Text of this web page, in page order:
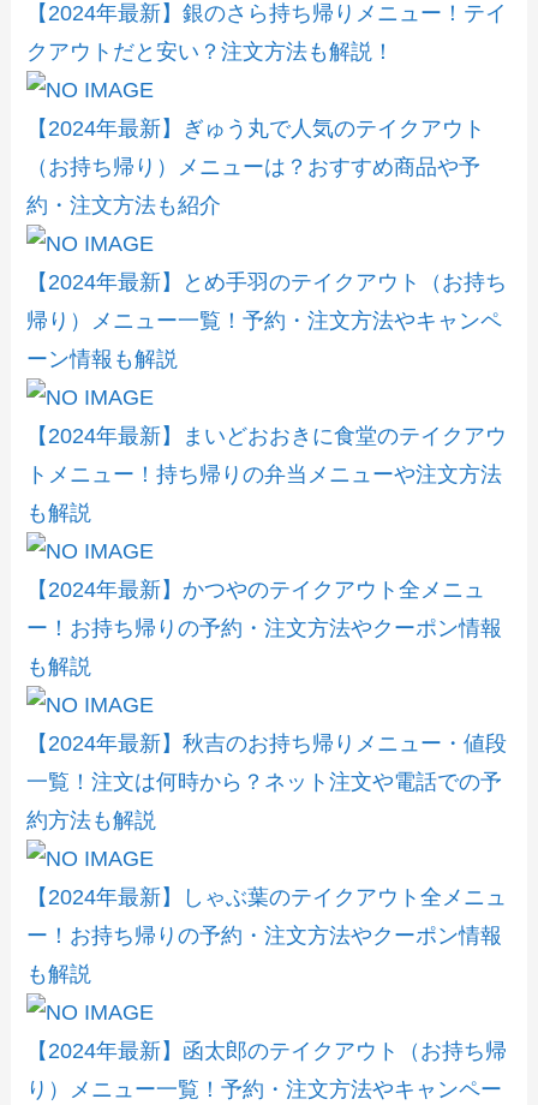
【2024年最新】銀のさら持ち帰りメニュー！テイ
クアウトだと安い？注文方法も解説！
【2024年最新】ぎゅう丸で人気のテイクアウト
（お持ち帰り）メニューは？おすすめ商品や予
約・注文方法も紹介
【2024年最新】とめ手羽のテイクアウト（お持ち
帰り）メニュー一覧！予約・注文方法やキャンペ
ーン情報も解説
【2024年最新】まいどおおきに食堂のテイクアウ
トメニュー！持ち帰りの弁当メニューや注文方法
も解説
【2024年最新】かつやのテイクアウト全メニュ
ー！お持ち帰りの予約・注文方法やクーポン情報
も解説
【2024年最新】秋吉のお持ち帰りメニュー・値段
一覧！注文は何時から？ネット注文や電話での予
約方法も解説
【2024年最新】しゃぶ葉のテイクアウト全メニュ
ー！お持ち帰りの予約・注文方法やクーポン情報
も解説
【2024年最新】函太郎のテイクアウト（お持ち帰
り）メニュー一覧！予約・注文方法やキャンペー